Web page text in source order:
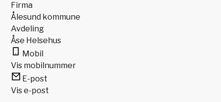
Firma
Ålesund kommune
Avdeling
Åse Helsehus
Mobil
Vis mobilnummer
E-post
Vis e-post